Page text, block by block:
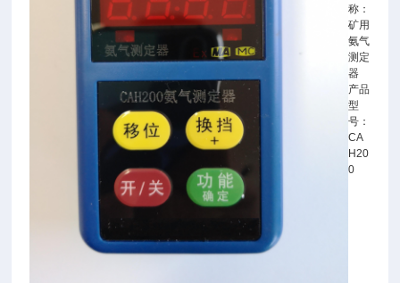
称：
矿用
氨气
测定
器
产品
型
号：
CA
H20
0